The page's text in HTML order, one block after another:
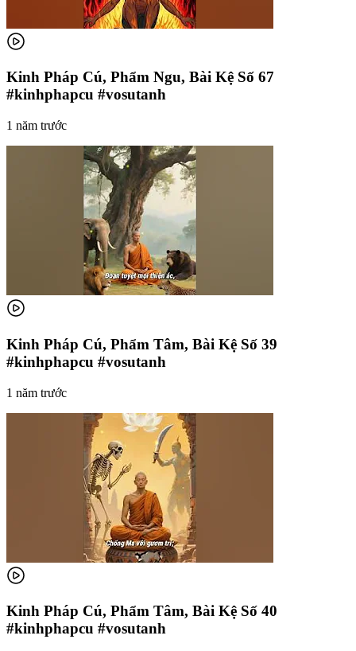
Kinh Pháp Cú, Phẩm Ngu, Bài Kệ Số 67
#kinhphapcu #vosutanh
1 năm trước
Kinh Pháp Cú, Phẩm Tâm, Bài Kệ Số 39
#kinhphapcu #vosutanh
1 năm trước
Kinh Pháp Cú, Phẩm Tâm, Bài Kệ Số 40
#kinhphapcu #vosutanh